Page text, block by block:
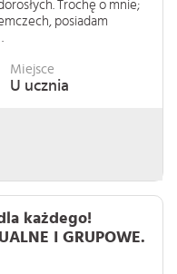
Trochę o mnie;
posiadam
Miejsce
U ucznia
każdego!
I GRUPOWE.